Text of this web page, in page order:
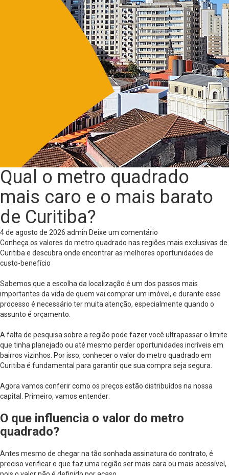
Qual o metro quadrado
mais caro e o mais barato
de Curitiba?
4 de agosto de 2026 admin Deixe um comentário
Conheça os valores do metro quadrado nas regiões mais exclusivas de
Curitiba e descubra onde encontrar as melhores oportunidades de
custo-benefício
Sabemos que a escolha da localização é um dos passos mais
importantes da vida de quem vai comprar um imóvel, e durante esse
processo é necessário ter muita atenção, especialmente quando o
assunto é orçamento.
A falta de pesquisa sobre a região pode fazer você ultrapassar o limite
que tinha planejado ou até mesmo perder oportunidades incríveis em
bairros vizinhos. Por isso, conhecer o valor do metro quadrado em
Curitiba é fundamental para garantir que sua compra seja segura.
Agora vamos conferir como os preços estão distribuídos na nossa
capital. Primeiro, vamos entender:
O que influencia o valor do metro
quadrado?
Antes mesmo de chegar na tão sonhada assinatura do contrato, é
preciso verificar o que faz uma região ser mais cara ou mais acessível,